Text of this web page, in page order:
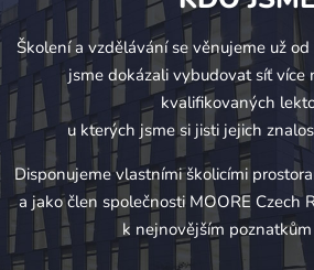
Školení a vzdělávání se věnujeme už
jsme dokázali vybudovat síť více
kvalifikovaných
u kterých jsme si jisti jejich
Disponujeme vlastními školicími
a jako člen společnosti MOORE Czech
k nejnovějším